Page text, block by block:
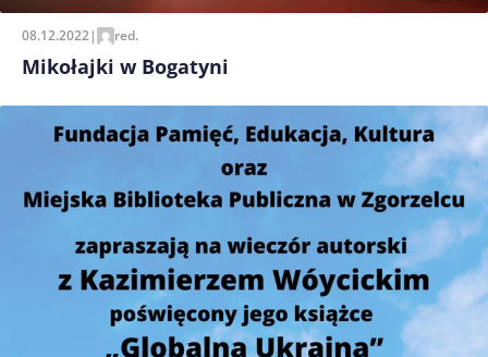
08.12.2022| red.
Mikołajki w Bogatyni